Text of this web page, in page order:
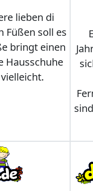
lieben di
Füßen soll es
bringt einen
Hausschuhe